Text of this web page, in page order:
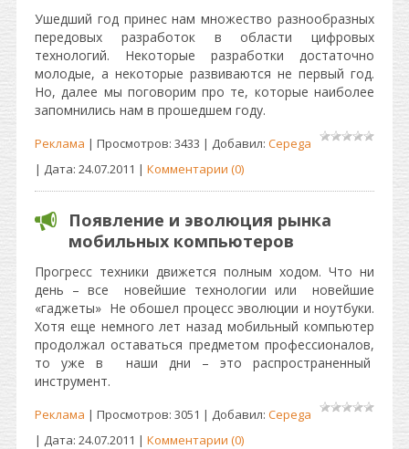
Ушедший год принес нам множество разнообразных
передовых разработок в области цифровых
технологий. Некоторые разработки достаточно
молодые, а некоторые развиваются не первый год.
Но, далее мы поговорим про те, которые наиболее
запомнились нам в прошедшем году.
Реклама | Просмотров: 3433 | Добавил: Cepega
| Дата: 24.07.2011 | Комментарии (0)
Появление и эволюция рынка
мобильных компьютеров
Прогресс техники движется полным ходом. Что ни
день – все новейшие технологии или новейшие
«гаджеты» Не обошел процесс эволюции и ноутбуки.
Хотя еще немного лет назад мобильный компьютер
продолжал оставаться предметом профессионалов,
то уже в наши дни – это распространенный
инструмент.
Реклама | Просмотров: 3051 | Добавил: Cepega
| Дата: 24.07.2011 | Комментарии (0)